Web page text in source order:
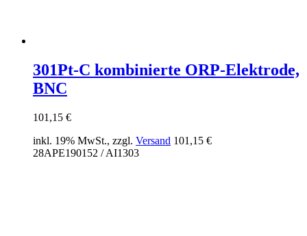
301Pt-C kombinierte ORP-Elektrode,
BNC
101,15 €
inkl. 19% MwSt., zzgl. Versand 101,15 €
28APE190152 / AI1303